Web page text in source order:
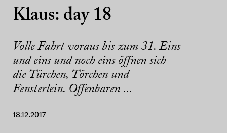
Klaus: day 18
Volle Fahrt voraus bis zum 31. Eins
und eins und noch eins öffnen sich
die Türchen, Törchen und
Fensterlein. Offenbaren ...
18.12.2017